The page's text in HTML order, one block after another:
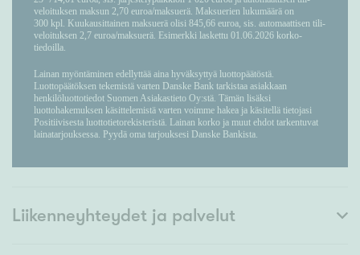
Liikenneyhteydet ja palvelut